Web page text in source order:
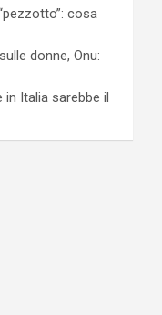
cosa
donne, Onu:
in Italia sarebbe il